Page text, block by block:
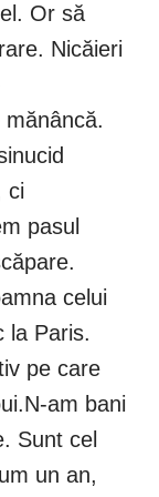
Or să
Nicăieri
ci
pasul
celui
la Paris.
pe care
am bani
Sunt cel
un an,